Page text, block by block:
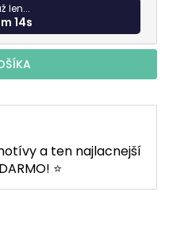
len...
13s
a ten najlacnejší
⭐